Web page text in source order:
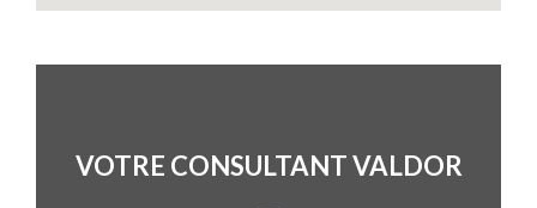
VOTRE CONSULTANT VALDOR